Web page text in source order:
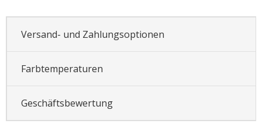
Versand- und Zahlungsoptionen
Farbtemperaturen
Geschäftsbewertung